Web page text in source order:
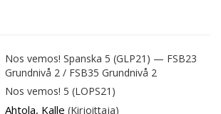
Nos vemos! Spanska 5 (GLP21) — FSB23
Grundnivå 2 / FSB35 Grundnivå 2
Nos vemos! 5 (LOPS21)
Ahtola, Kalle (Kirjoittaja)